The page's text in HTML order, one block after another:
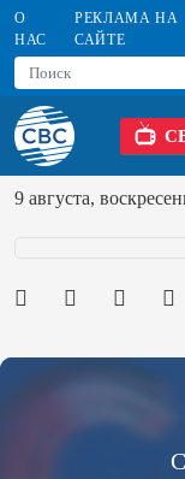
О
НАС
РЕКЛАМА НА
САЙТЕ
9 августа,